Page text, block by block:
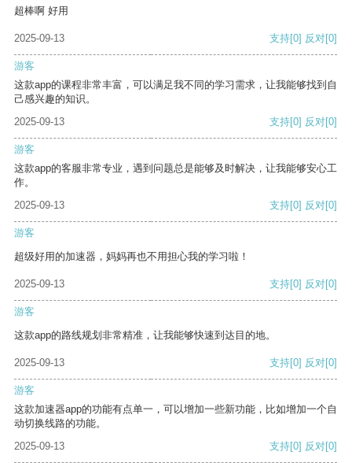
超棒啊 好用
2025-09-13 支持[0] 反对[0]
游客
这款app的课程非常丰富，可以满足我不同的学习需求，让我能够找到自
己感兴趣的知识。
2025-09-13
支持[0] 反对[0]
游客
这款app的客服非常专业，遇到问题总是能够及时解决，让我能够安心工
作。
2025-09-13
支持[0] 反对[0]
游客
超级好用的加速器，妈妈再也不用担心我的学习啦！
2025-09-13 支持[0] 反对[0]
游客
这款app的路线规划非常精准，让我能够快速到达目的地。
2025-09-13 支持[0] 反对[0]
游客
这款加速器app的功能有点单一，可以增加一些新功能，比如增加一个自
动切换线路的功能。
2025-09-13
支持[0] 反对[0]